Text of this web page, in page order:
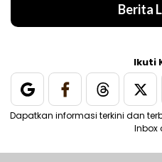
Berita
Ikuti
Dapatkan informasi terkini dan
Inbox